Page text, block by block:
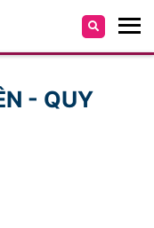
- QUY